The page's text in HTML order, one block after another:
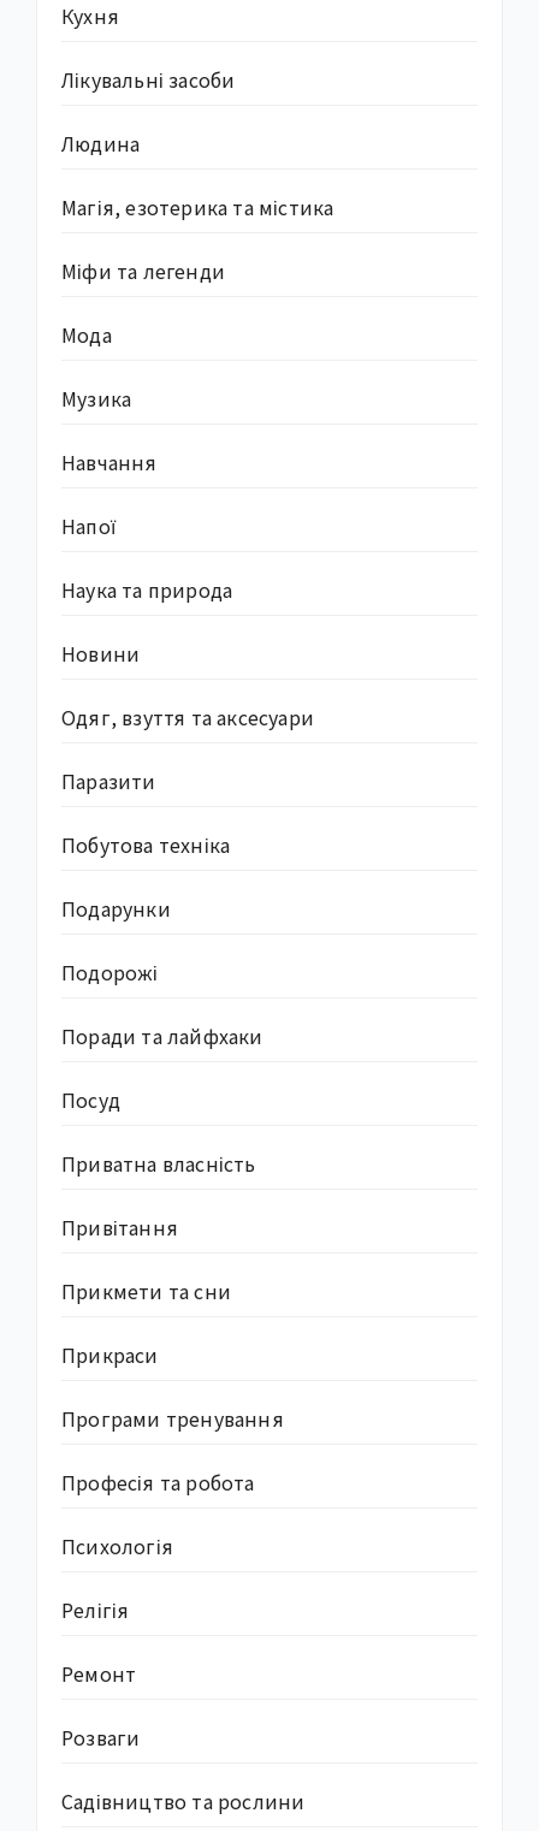
Кухня
Лікувальні засоби
Людина
Магія, езотерика та містика
Міфи та легенди
Мода
Музика
Навчання
Напої
Наука та природа
Новини
Одяг, взуття та аксесуари
Паразити
Побутова техніка
Подарунки
Подорожі
Поради та лайфхаки
Посуд
Приватна власність
Привітання
Прикмети та сни
Прикраси
Програми тренування
Професія та робота
Психологія
Релігія
Ремонт
Розваги
Садівництво та рослини